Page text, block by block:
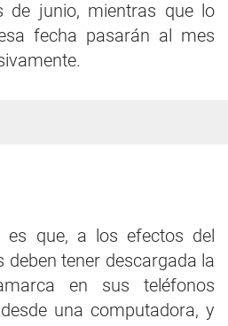
de junio, mientras que lo
fecha pasarán al mes
es que, a los efectos del
deben tener descargada la
en sus teléfonos
una computadora, y